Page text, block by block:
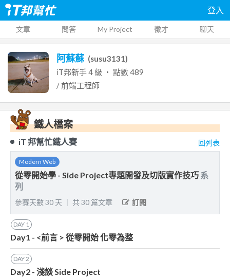
登入
文章 問答 My Project 徵才 聊天
阿蘇蘇 (susu3131)
iT邦新手4 級 ‧ 點數489
/ 前端工程師
鐵人檔案
iT 邦幫忙鐵人賽 回列表
Modern Web
從零開始學 - Side Project專題開發及切版實作技巧 系
列
參賽天數30 天 共30 篇文章 訂閱
DAY 1
Day1 - <前言 > 從零開始 化零為整
DAY2
Day2 - 淺談 Side Project